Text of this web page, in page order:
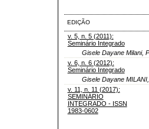
EDIÇÃO
v. 5, n. 5 (2011):
Seminário Integrado
Gisele Dayane Milani,
v. 6, n. 6 (2012):
Seminário Integrado
Gisele Dayane
v. 11, n. 11 (2017):
SEMINÁRIO
INTEGRADO - ISSN
1983-0602